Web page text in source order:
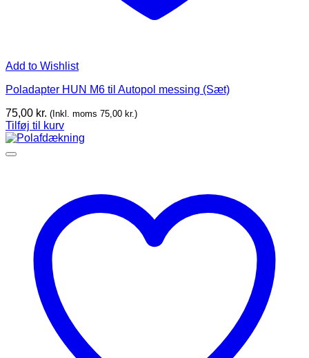
Add to Wishlist
Poladapter HUN M6 til Autopol messing (Sæt)
75,00 kr. (Inkl. moms 75,00 kr.)
Tilføj til kurv